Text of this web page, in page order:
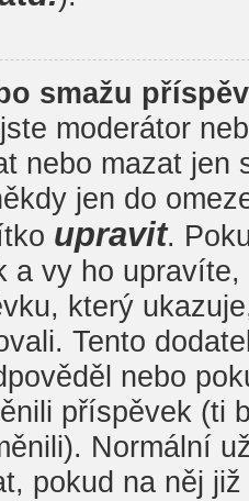
smažu
moderátor
nebo mazat jen
jen do
upravit.
a vy ho
který
Tento
nebo
příspěvek (ti
Normální
pokud na něj